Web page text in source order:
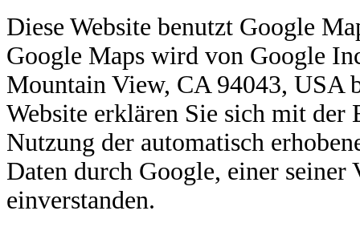
Diese Website benutzt Google
Google Maps wird von Google
Mountain View, CA 94043, USA
Website erklären Sie sich mit der
Nutzung der automatisch
Daten durch Google, einer
einverstanden.